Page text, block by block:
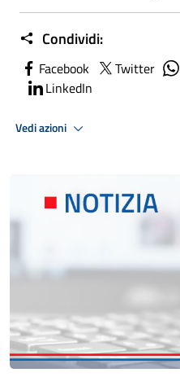
Condividi:
Facebook Twitter
LinkedIn
Vedi azioni